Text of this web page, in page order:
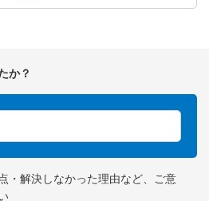
か？
・解決しなかった理由など、ご意